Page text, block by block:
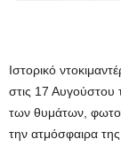
Ιστορικό
στις 17 Αυγούστου
των θυμάτων,
την ατμόσφαιρα